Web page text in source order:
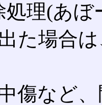
処理(あ
た場合
傷など